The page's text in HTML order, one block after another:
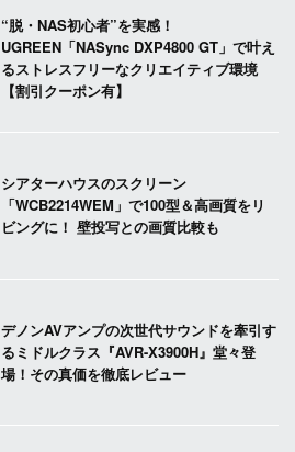
“脱・NAS初心者”を実感！
UGREEN「NASync DXP4800 GT」で叶え
るストレスフリーなクリエイティブ環境
【割引クーポン有】
シアターハウスのスクリーン
「WCB2214WEM」で100型＆高画質をリ
ビングに！ 壁投写との画質比較も
デノンAVアンプの次世代サウンドを牽引す
るミドルクラス『AVR-X3900H』堂々登
場！その真価を徹底レビュー